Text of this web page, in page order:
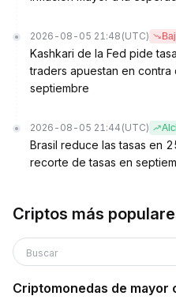
2026-08-05 21:48 (UTC)
Kashkari de la Fed pide
traders apuestan en contra
septiembre
2026-08-05 21:44 (UTC)
Brasil reduce las tasas en
recorte de tasas en
Criptos más
Buscar
Criptomonedas de mayor